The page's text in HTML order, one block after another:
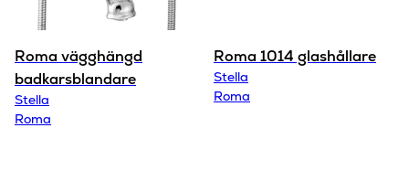
Roma vägghängd
badkarsblandare
Stella
Roma
Roma 1014 glashållare
Stella
Roma